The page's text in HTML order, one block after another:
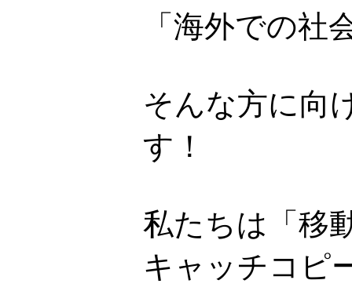
「海外での社
そんな方に向
す！
私たちは「移
キャッチコピ